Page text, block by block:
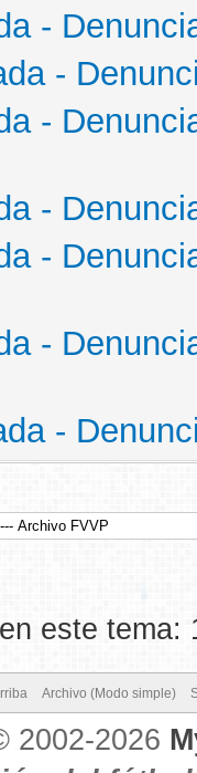
-
-
-
-
-
-
-
este tema:
Archivo (Modo simple)
2002-2026